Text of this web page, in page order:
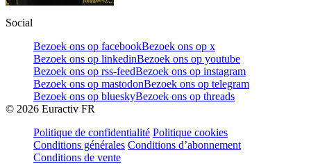
Social
Bezoek ons op facebookBezoek ons op x
Bezoek ons op linkedinBezoek ons op youtube
Bezoek ons op rss-feedBezoek ons op instagram
Bezoek ons op mastodonBezoek ons op telegram
Bezoek ons op blueskyBezoek ons op threads
© 2026 Euractiv FR
Politique de confidentialité Politique cookies
Conditions générales Conditions d’abonnement
Conditions de vente